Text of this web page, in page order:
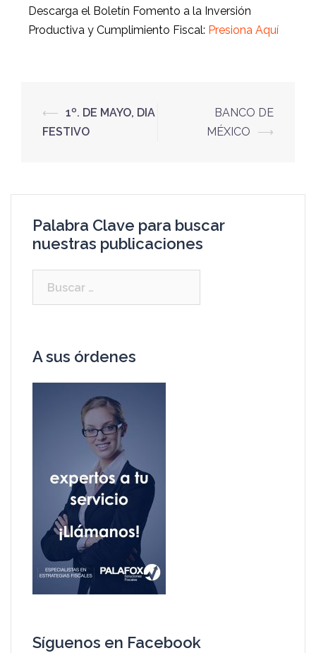
Descarga el Boletín Fomento a la Inversión
Productiva y Cumplimiento Fiscal: Presiona Aquí
⟵ 1º. DE MAYO, DIA
FESTIVO
BANCO DE
MÉXICO
⟶
Palabra Clave para buscar
nuestras publicaciones
A sus órdenes
Síguenos en Facebook